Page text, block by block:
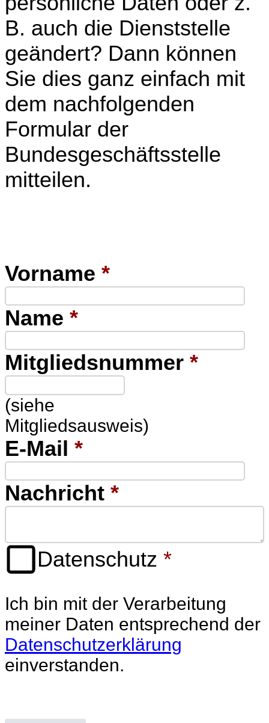
B. auch die Dienststelle
geändert? Dann können
Sie dies ganz einfach mit
dem nachfolgenden
Formular der
Bundesgeschäftsstelle
mitteilen.
Vorname *
Name *
Mitgliedsnummer *
(siehe
Mitgliedsausweis)
E-Mail *
Nachricht *
Datenschutz *
Ich bin mit der Verarbeitung
meiner Daten entsprechend der
Datenschutzerklärung
einverstanden.